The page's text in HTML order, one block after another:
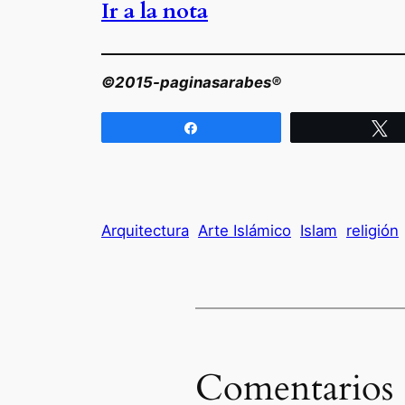
Ir a la nota
©2015-paginasarabes®
Arquitectura Arte Islámico Islam religión
Comentarios